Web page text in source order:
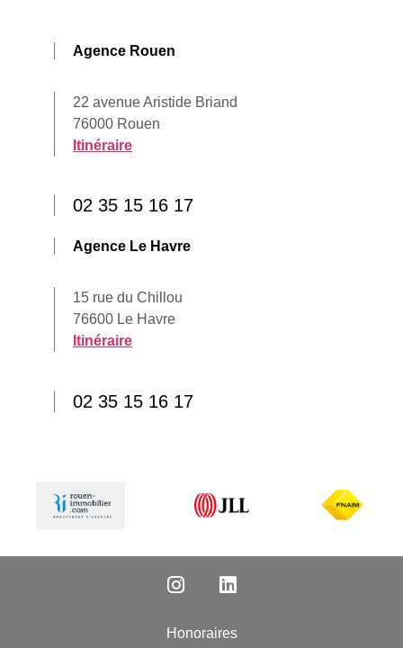
Agence Rouen
22 avenue Aristide Briand
76000 Rouen
Itinéraire
02 35 15 16 17
Agence Le Havre
15 rue du Chillou
76600 Le Havre
Itinéraire
02 35 15 16 17
Honoraires